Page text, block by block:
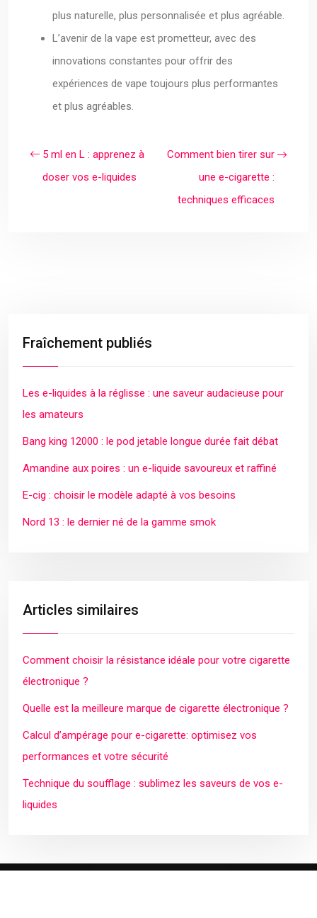
plus naturelle, plus personnalisée et plus agréable.
L’avenir de la vape est prometteur, avec des
innovations constantes pour offrir des
expériences de vape toujours plus performantes
et plus agréables.
5 ml en L : apprenez à
doser vos e-liquides
Comment bien tirer sur
une e-cigarette :
techniques efficaces
Fraîchement publiés
Les e-liquides à la réglisse : une saveur audacieuse pour
les amateurs
Bang king 12000 : le pod jetable longue durée fait débat
Amandine aux poires : un e-liquide savoureux et raffiné
E-cig : choisir le modèle adapté à vos besoins
Nord 13 : le dernier né de la gamme smok
Articles similaires
Comment choisir la résistance idéale pour votre cigarette
électronique ?
Quelle est la meilleure marque de cigarette électronique ?
Calcul d’ampérage pour e-cigarette: optimisez vos
performances et votre sécurité
Technique du soufflage : sublimez les saveurs de vos e-
liquides